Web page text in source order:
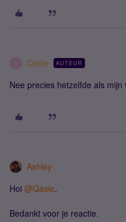
Qasie AUTEUR
Nee precies hetzelfde als mijn
Ashley
Hoi @Qasie,
Bedankt voor je reactie.